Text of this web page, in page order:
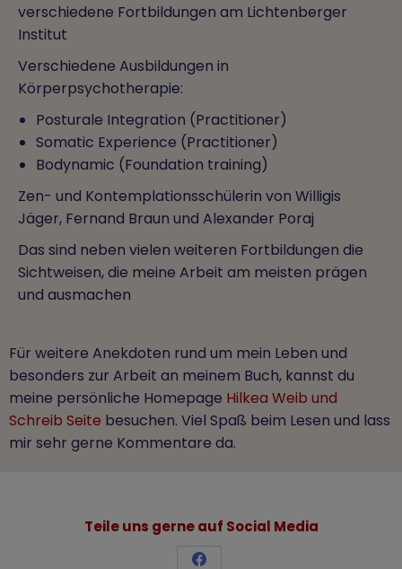
verschiedene Fortbildungen am Lichtenberger
Institut
Verschiedene Ausbildungen in
Körperpsychotherapie:
Posturale Integration (Practitioner)
Somatic Experience (Practitioner)
Bodynamic (Foundation training)
Zen- und Kontemplationsschülerin von Willigis
Jäger, Fernand Braun und Alexander Poraj
Das sind neben vielen weiteren Fortbildungen die
Sichtweisen, die meine Arbeit am meisten prägen
und ausmachen
Für weitere Anekdoten rund um mein Leben und
besonders zur Arbeit an meinem Buch, kannst du
meine persönliche Homepage Hilkea Weib und
Schreib Seite besuchen. Viel Spaß beim Lesen und lass
mir sehr gerne Kommentare da.
Teile uns gerne auf Social Media